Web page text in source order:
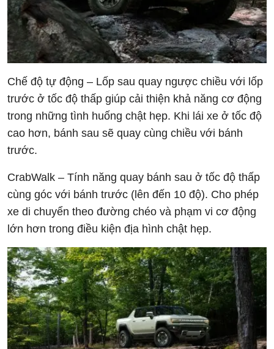
Chế độ tự động – Lốp sau quay ngược chiều với lốp
trước ở tốc độ thấp giúp cải thiện khả năng cơ động
trong những tình huống chật hẹp. Khi lái xe ở tốc độ
cao hơn, bánh sau sẽ quay cùng chiều với bánh
trước.
CrabWalk – Tính năng quay bánh sau ở tốc độ thấp
cùng góc với bánh trước (lên đến 10 độ). Cho phép
xe di chuyển theo đường chéo và phạm vi cơ động
lớn hơn trong điều kiện địa hình chật hẹp.